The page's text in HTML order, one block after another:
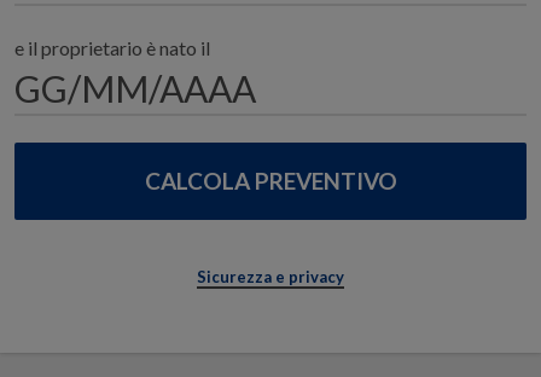
e il proprietario è nato il
Sicurezza e privacy